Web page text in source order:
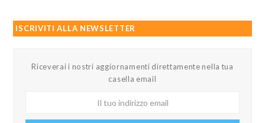
ISCRIVITI ALLA NEWSLETTER
Riceverai i nostri aggiornamenti direttamente nella tua
casella email